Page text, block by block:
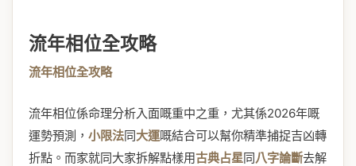
流年相位全攻略
流年相位全攻略
流年相位係命理分析入面嘅重中之重，尤其係2026年嘅
運勢預測， 小限法同大運嘅結合可以幫你精準捕捉吉凶轉
折點。而家就同大家拆解點樣用古典占星同八字論斷去解